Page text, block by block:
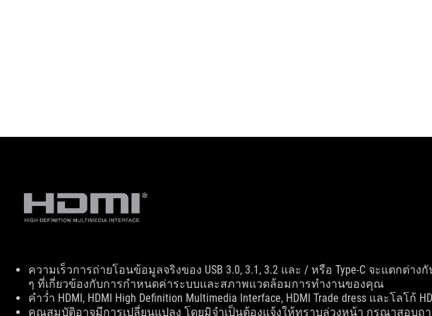
Disclaimer
ความเร็วการถ่ายโอนข้อมูลจริงของ USB 3.0, 3.1, 3.2 และ / หรือ Type-C จะแต
ๆ ที่เกี่ยวข้องกับการกำหนดค่าระบบและสภาพแวดล้อมการทำงานของคุณ
คำว่ำ HDMI, HDMI High Definition Multimedia Interface, HDMI Trade dress และโล
คุณสมบัติอาจมีการเปลี่ยนแปลง โดยมิจำเป็นต้องแจ้งให้ทราบล่วงหน้า กรุณาสอ